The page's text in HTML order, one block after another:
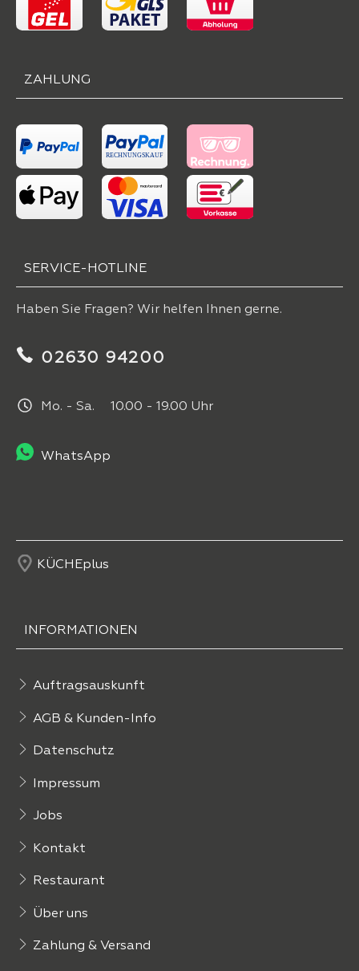
ZAHLUNG
SERVICE-HOTLINE
Haben Sie Fragen? Wir helfen Ihnen gerne.
02630 94200
Mo. - Sa. 10.00 - 19.00 Uhr
WhatsApp
KÜCHEplus
INFORMATIONEN
Auftragsauskunft
AGB & Kunden-Info
Datenschutz
Impressum
Jobs
Kontakt
Restaurant
Über uns
Zahlung & Versand